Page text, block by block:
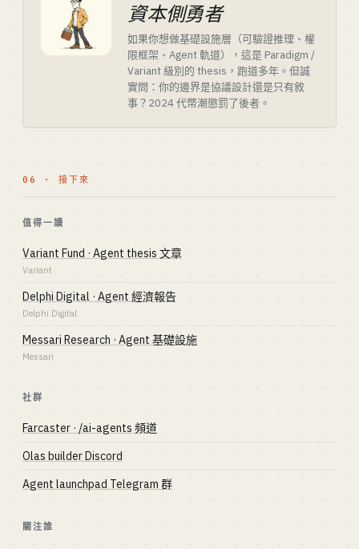
資本側勇者
如果你想做基礎設施層（可驗證推理、權
限框架、Agent 軌道），這是 Paradigm /
Variant 級別的 thesis，跑道多年。但誠
實問：你的邊界是協議設計還是只有敘
事？2024 代幣潮懲罰了後者。
06 · 接下來
值得一讀
Variant Fund · Agent thesis 文章
Variant
Delphi Digital · Agent 經濟報告
Delphi Digital
Messari Research · Agent 基礎設施
Messari
社群
Farcaster · /ai-agents 頻道
Olas builder Discord
Agent launchpad Telegram 群
關注誰